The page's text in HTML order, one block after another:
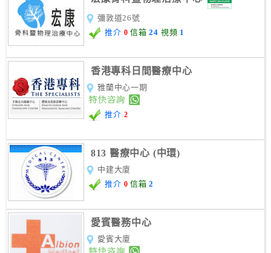
彌敦道26號
推介 0 信箱 24 視頻 1
香港專科日間醫療中心
雅蘭中心一期
推介 2
813 醫療中心 (中環)
中建大廈
推介 0 信箱 2
愛賓醫務中心
愛賓大廈